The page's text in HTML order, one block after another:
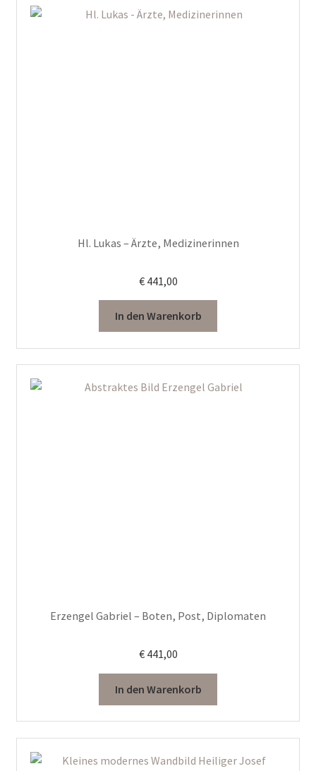
Hl. Lukas – Ärzte, Medizinerinnen
€441,00
In den Warenkorb
Erzengel Gabriel – Boten, Post, Diplomaten
€441,00
In den Warenkorb